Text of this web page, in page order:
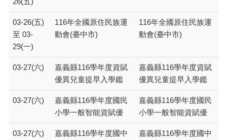
03-26(五)
至 03-
29(一)
116年全國原住民族運
動會(臺中市)
116年全國原住民族運
動會(臺中市)
03-27(六)
嘉義縣116學年度資賦
優異兒童提早入學鑑
嘉義縣116學年度資賦
優異兒童提早入學鑑
03-27(六)
嘉義縣116學年度國民
小學一般智能資賦優
嘉義縣116學年度國民
小學一般智能資賦優
03-27(六)
嘉義縣116學年度國中
嘉義縣116學年度國中